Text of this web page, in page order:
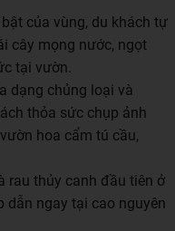
của vùng, du khách tự
cây mọng nước, ngọt
tại vườn.
dạng chủng loại và
thỏa sức chụp ảnh
hoa cẩm tú cầu,
rau thủy canh đầu tiên ở
dẫn ngay tại cao nguyên